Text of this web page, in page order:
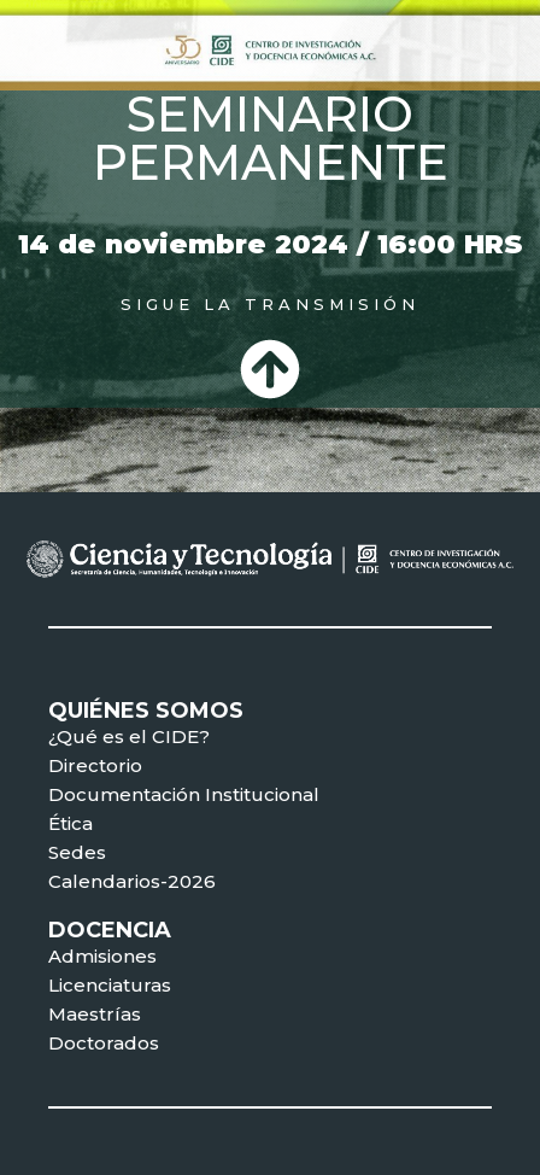
SEMINARIO
PERMANENTE
14 de noviembre 2024 / 16:00 HRS
SIGUE LA TRANSMISIÓN
QUIÉNES SOMOS
¿Qué es el CIDE?
Directorio
Documentación Institucional
Ética
Sedes
Calendarios-2026
DOCENCIA
Admisiones
Licenciaturas
Maestrías
Doctorados